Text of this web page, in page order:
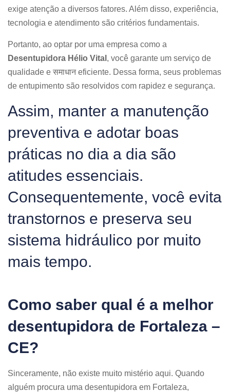
exige atenção a diversos fatores. Além disso, experiência,
tecnologia e atendimento são critérios fundamentais.
Portanto, ao optar por uma empresa como a
Desentupidora Hélio Vital , você garante um serviço de
qualidade e समाधान eficiente. Dessa forma, seus problemas
de entupimento são resolvidos com rapidez e segurança.
Assim, manter a manutenção
preventiva e adotar boas
práticas no dia a dia são
atitudes essenciais.
Consequentemente, você evita
transtornos e preserva seu
sistema hidráulico por muito
mais tempo.
Como saber qual é a melhor
desentupidora de Fortaleza –
CE?
Sinceramente, não existe muito mistério aqui. Quando
alguém procura uma desentupidora em Fortaleza,